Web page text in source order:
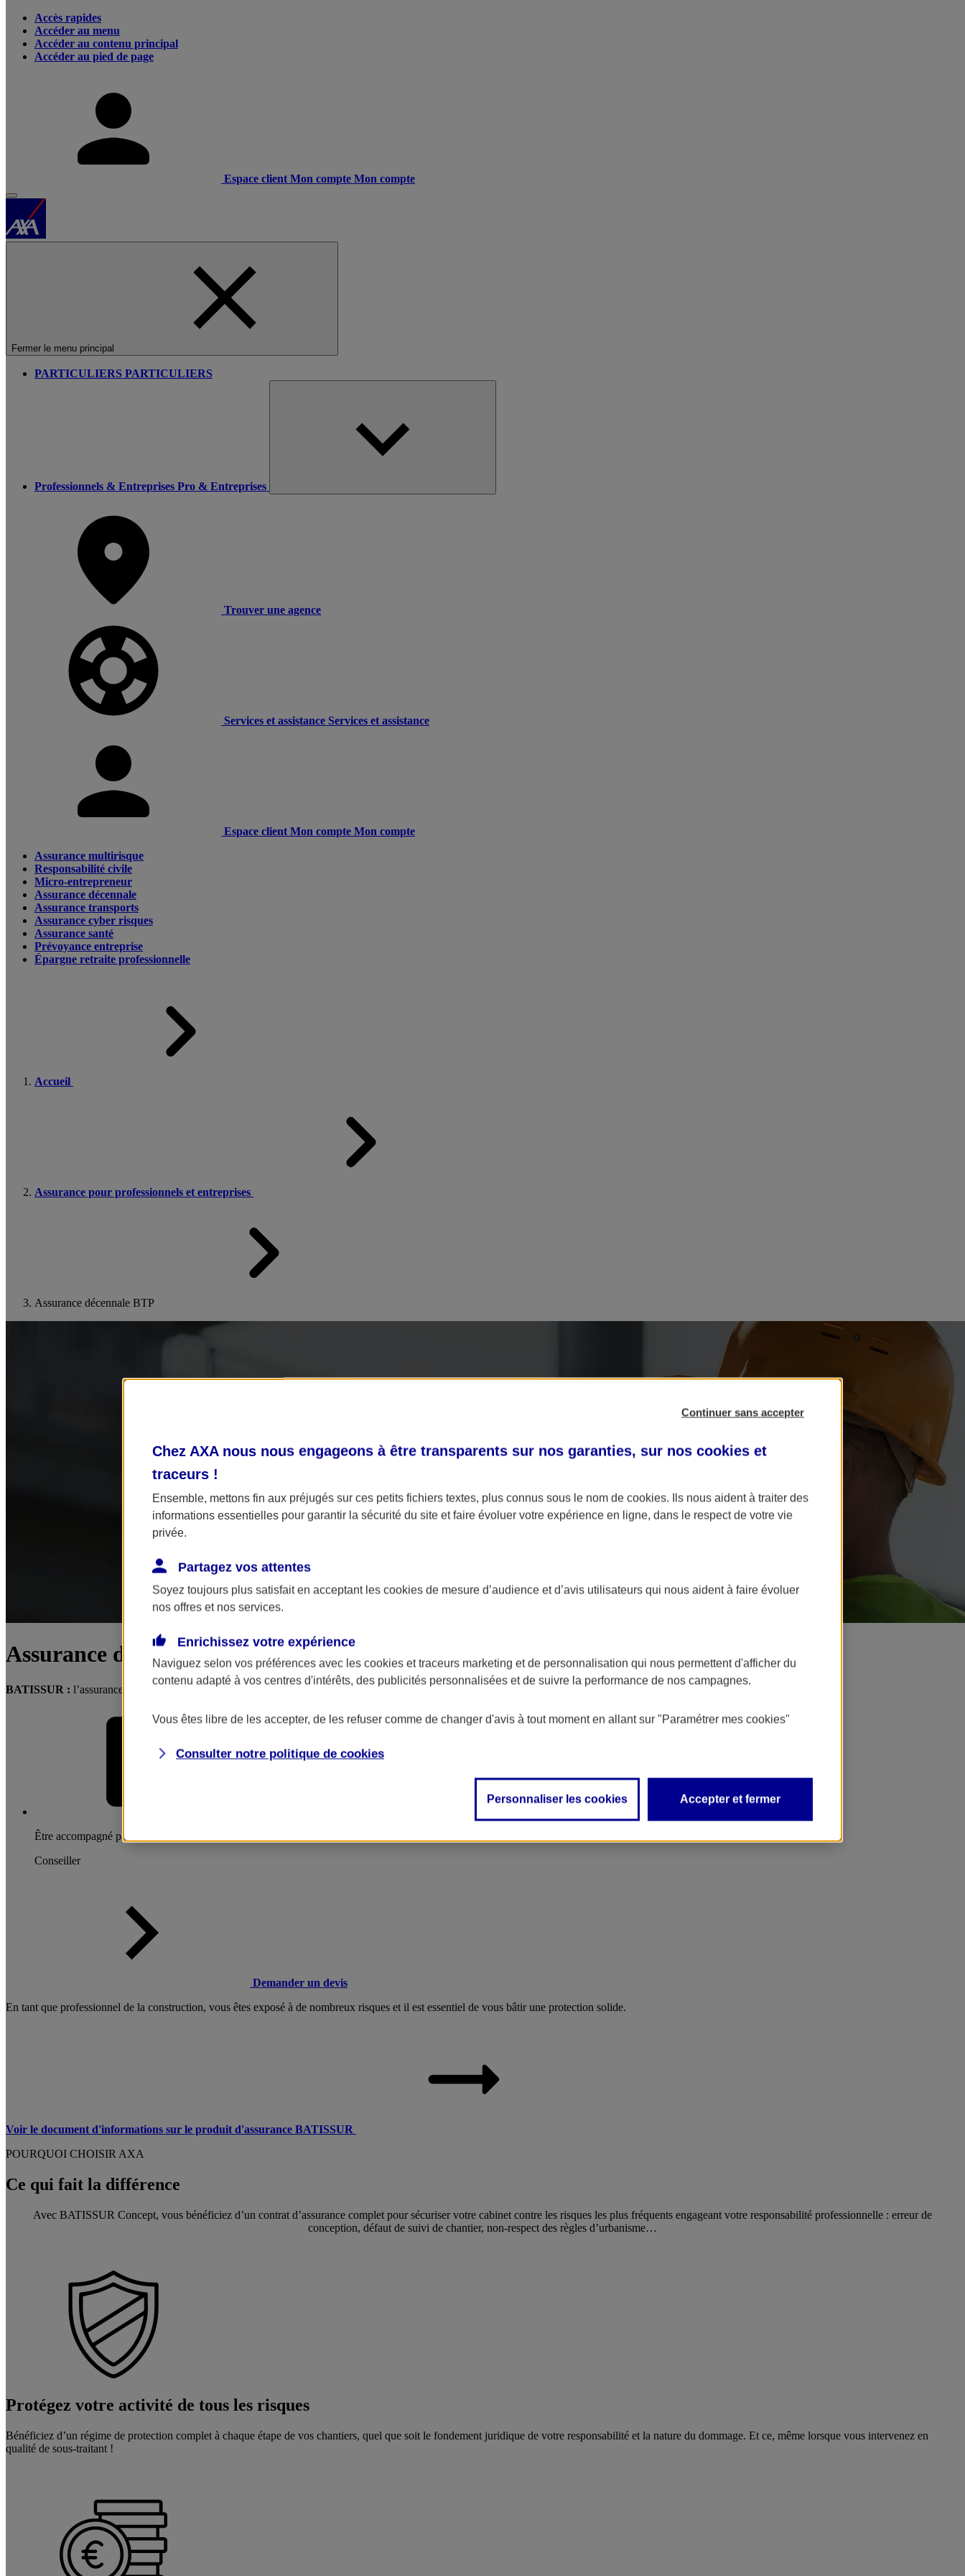
Accès rapides
Accéder au menu
Accéder au contenu principal
Accéder au pied de page
Espace client Mon compte Mon compte
Fermer le menu principal
PARTICULIERS PARTICULIERS
Professionnels & Entreprises Pro & Entreprises
Trouver une agence
Services et assistance Services et assistance
Espace client Mon compte Mon compte
Assurance multirisque
Responsabilité civile
Micro-entrepreneur
Assurance décennale
Assurance transports
Assurance cyber risques
Assurance santé
Prévoyance entreprise
Épargne retraite professionnelle
Accueil
Assurance pour professionnels et entreprises
Assurance décennale BTP
Assurance décennale / multirisque du bâtiment et des travaux publics
BATISSUR : l’assurance indispensable pour protéger votre activité
Être accompagné par un
Conseiller
Demander un devis
En tant que professionnel de la construction, vous êtes exposé à de nombreux risques et il est essentiel de vous bâtir une protection solide.
Voir le document d'informations sur le produit d'assurance BATISSUR
POURQUOI CHOISIR AXA
Ce qui fait la différence
Avec BATISSUR Concept, vous bénéficiez d’un contrat d’assurance complet pour sécuriser votre cabinet contre les risques les plus fréquents engageant votre responsabilité professionnelle : erreur de
conception, défaut de suivi de chantier, non-respect des règles d’urbanisme…
Protégez votre activité de tous les risques
Bénéficiez d’un régime de protection complet à chaque étape de vos chantiers, quel que soit le fondement juridique de votre responsabilité et la nature du dommage. Et ce, même lorsque vous intervenez en
qualité de sous-traitant !
Continuer sans accepter
Chez AXA nous nous engageons à être transparents sur nos garanties, sur nos cookies et
traceurs !
Ensemble, mettons fin aux préjugés sur ces petits fichiers textes, plus connus sous le nom de cookies. Ils nous aident à traiter des
informations essentielles pour garantir la sécurité du site et faire évoluer votre expérience en ligne, dans le respect de votre vie
privée.
Partagez vos attentes
Soyez toujours plus satisfait en acceptant les cookies de mesure d’audience et d’avis utilisateurs qui nous aident à faire évoluer
nos offres et nos services.
Enrichissez votre expérience
Naviguez selon vos préférences avec les cookies et traceurs marketing et de personnalisation qui nous permettent d'afficher du
contenu adapté à vos centres d'intérêts, des publicités personnalisées et de suivre la performance de nos campagnes.
Vous êtes libre de les accepter, de les refuser comme de changer d'avis à tout moment en allant sur "Paramétrer mes cookies"
Consulter notre politique de cookies
Personnaliser les cookies Accepter et fermer